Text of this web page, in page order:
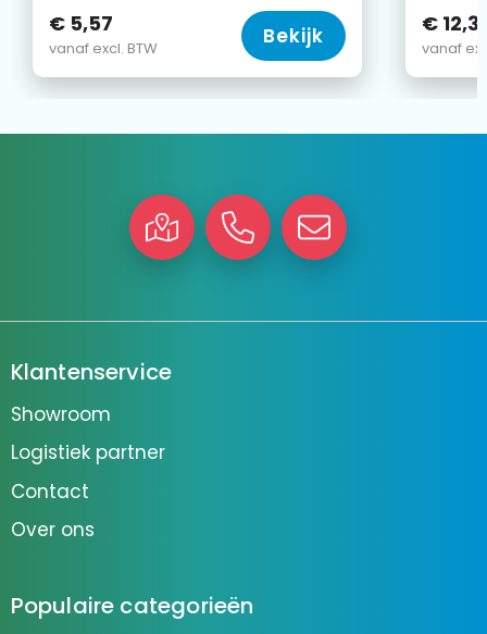
€ 5,57
vanaf excl. BTW Bekijk €
vanaf
Klantenservice
Showroom
Logistiek partner
Contact
Over ons
Populaire categorieën